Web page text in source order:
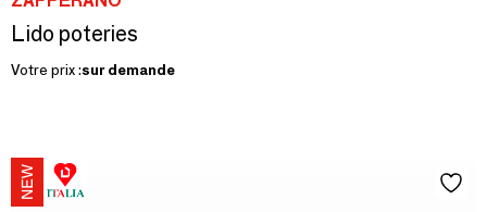
Lido poteries
Votre prix :sur demande